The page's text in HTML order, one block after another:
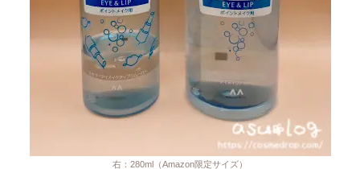
右：280ml（Amazon限定サイズ）